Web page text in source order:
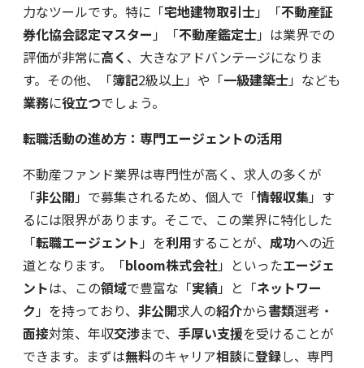
力なツールです。特に「宅地建物取引士」「不動産証
券化協会認定マスター」「不動産鑑定士」は業界での
評価が非常に高く 、大きなアドバンテージになりま
す。その他、「簿記2級以上」や「一級建築士」なども
業務に役立つでしょう。
転職活動の進め方：専門エージェントの活用
不動産ファンド業界は専門性が高く、求人の多くが
「非公開」で募集されるため、個人で「情報収集」す
るには限界があります。そこで、この業界に特化した
「転職エージェント」を利用することが、成功への近
道となります。「bloom株式会社」といったエージェ
ントは、この領域で豊富な「実績」と「ネットワー
ク」を持っており、非公開求人の紹介から書類選考・
面接対策、年収交渉まで、手厚い支援を受けることが
できます。まずは無料のキャリア相談に登録し、専門